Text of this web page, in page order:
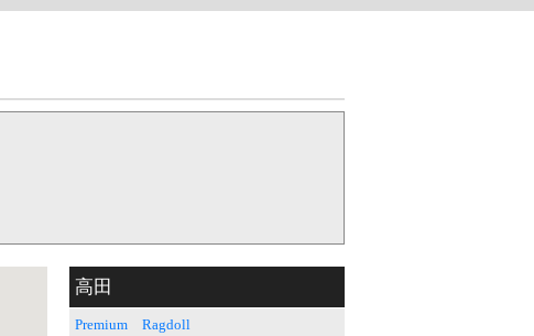
高田
Premium Ragdoll